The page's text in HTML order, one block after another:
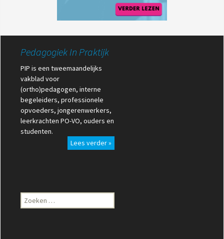
Pedagogiek In Praktijk
PIP is een tweemaandelijks
vakblad voor
(ortho)pedagogen, interne
begeleiders, professionele
opvoeders, jongerenwerkers,
leerkrachten PO-VO, ouders en
studenten.
Lees verder »
Zoeken
naar: